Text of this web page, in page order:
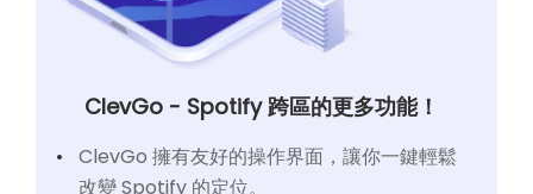
ClevGo - Spotify 跨區的更多功能！
ClevGo 擁有友好的操作界面，讓你一鍵輕鬆
改變 Spotify 的定位。